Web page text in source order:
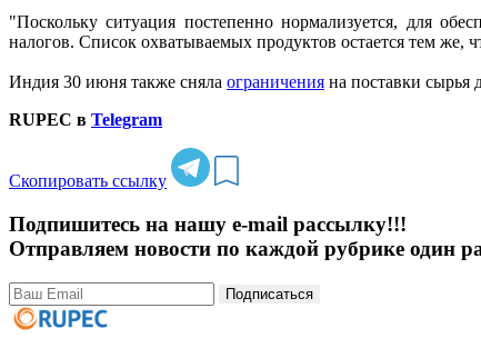
"Поскольку ситуация постепенно нормализуется, для
налогов. Список охватываемых продуктов остается тем же,
Индия 30 июня также сняла ограничения на поставки сырья
RUPEC в Telegram
Скопировать ссылку
Подпишитесь на нашу e-mail рассылку!!!
Отправляем новости по каждой рубрике один
Подписаться